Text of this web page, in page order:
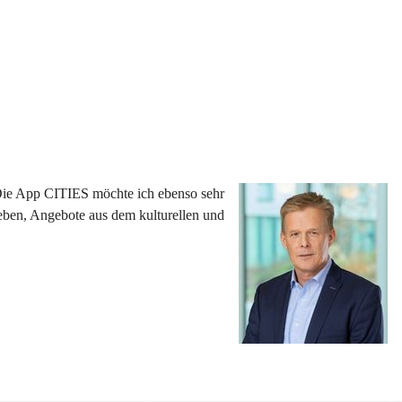
App CITIES möchte ich ebenso sehr
Angebote aus dem kulturellen und